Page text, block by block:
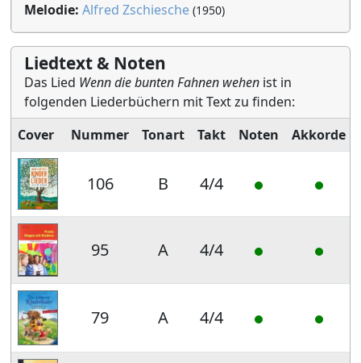
Melodie: Alfred Zschiesche (1950)
Liedtext & Noten
Das Lied Wenn die bunten Fahnen wehen ist in
folgenden Liederbüchern mit Text zu finden:
Cover
Nummer Tonart Takt Noten Akkorde
106 B 4/4
95 A 4/4
79 A 4/4